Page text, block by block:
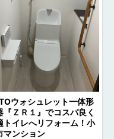
ウォシュレット一体形
『ＺＲ１』でコスパ良く
トイレへリフォーム！小
マンション